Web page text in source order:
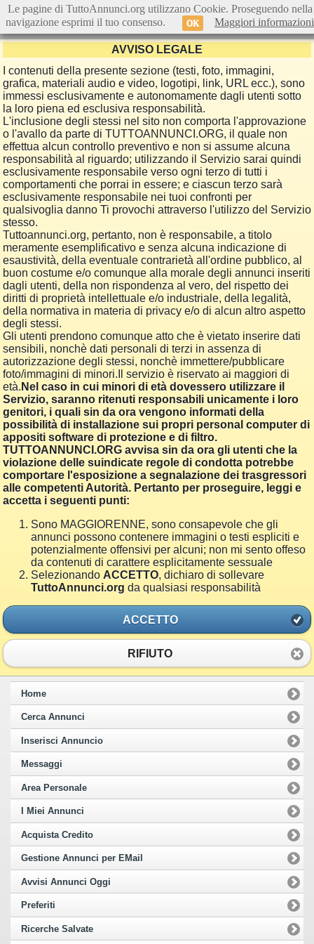
AVVISO LEGALE
I contenuti della presente sezione (testi, foto, immagini,
grafica, materiali audio e video, logotipi, link, URL ecc.), sono
immessi esclusivamente e autonomamente dagli utenti sotto
la loro piena ed esclusiva responsabilità.
L'inclusione degli stessi nel sito non comporta l'approvazione
o l'avallo da parte di TUTTOANNUNCI.ORG, il quale non
effettua alcun controllo preventivo e non si assume alcuna
responsabilità al riguardo; utilizzando il Servizio sarai quindi
esclusivamente responsabile verso ogni terzo di tutti i
comportamenti che porrai in essere; e ciascun terzo sarà
esclusivamente responsabile nei tuoi confronti per
qualsivoglia danno Ti provochi attraverso l'utilizzo del Servizio
stesso.
Tuttoannunci.org, pertanto, non è responsabile, a titolo
meramente esemplificativo e senza alcuna indicazione di
esaustività, della eventuale contrarietà all'ordine pubblico, al
buon costume e/o comunque alla morale degli annunci inseriti
dagli utenti, della non rispondenza al vero, del rispetto dei
diritti di proprietà intellettuale e/o industriale, della legalità,
della normativa in materia di privacy e/o di alcun altro aspetto
degli stessi.
Gli utenti prendono comunque atto che è vietato inserire dati
sensibili, nonchè dati personali di terzi in assenza di
autorizzazione degli stessi, nonchè immettere/pubblicare
foto/immagini di minori.Il servizio è riservato ai maggiori di
età. Nel caso in cui minori di età dovessero utilizzare il
Servizio, saranno ritenuti responsabili unicamente i loro
genitori, i quali sin da ora vengono informati della
possibilità di installazione sui propri personal computer di
appositi software di protezione e di filtro.
TUTTOANNUNCI.ORG avvisa sin da ora gli utenti che la
violazione delle suindicate regole di condotta potrebbe
comportare l'esposizione a segnalazione dei trasgressori
alle competenti Autorità. Pertanto per proseguire, leggi e
accetta i seguenti punti:
Sono MAGGIORENNE, sono consapevole che gli
annunci possono contenere immagini o testi espliciti e
potenzialmente offensivi per alcuni; non mi sento offeso
da contenuti di carattere esplicitamente sessuale
Selezionando ACCETTO, dichiaro di sollevare
TuttoAnnunci.org da qualsiasi responsabilità
ACCETTO
RIFIUTO
Home
Cerca Annunci
Inserisci Annuncio
Messaggi
Area Personale
I Miei Annunci
Acquista Credito
Gestione Annunci per EMail
Avvisi Annunci Oggi
Preferiti
Ricerche Salvate
Le pagine di TuttoAnnunci.org utilizzano Cookie. Proseguendo nella
navigazione esprimi il tuo consenso.
OK Maggiori informazioni